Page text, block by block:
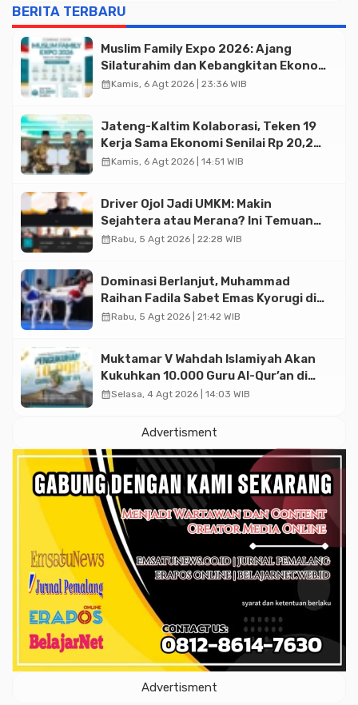
BERITA TERBARU
Muslim Family Expo 2026: Ajang
Silaturahim dan Kebangkitan Ekonomi
Halal di Jakarta
calendar_monthKamis, 6 Agt 2026 | 23:36 WIB
Jateng-Kaltim Kolaborasi, Teken 19
Kerja Sama Ekonomi Senilai Rp 20,2
Triliun
calendar_monthKamis, 6 Agt 2026 | 14:51 WIB
Driver Ojol Jadi UMKM: Makin
Sejahtera atau Merana? Ini Temuan
Diskusi Paramadina
calendar_monthRabu, 5 Agt 2026 | 22:28 WIB
Dominasi Berlanjut, Muhammad
Raihan Fadila Sabet Emas Kyorugi di
Asian Taekwondo Indonesia Open
calendar_monthRabu, 5 Agt 2026 | 21:42 WIB
Muktamar V Wahdah Islamiyah Akan
Kukuhkan 10.000 Guru Al-Qur’an di
Masjid Istiqlal
calendar_monthSelasa, 4 Agt 2026 | 14:03 WIB
Advertisment
Advertisment